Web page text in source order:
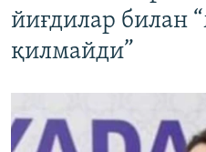
йиғдилар билан
қилмайди”